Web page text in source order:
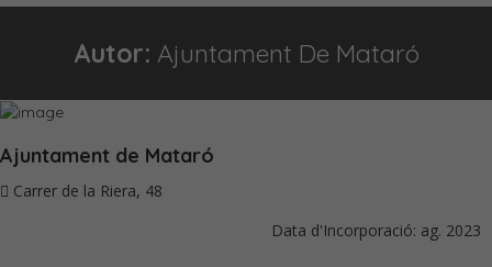
Autor: Ajuntament De Mataró
Ajuntament de Mataró
Carrer de la Riera, 48
Data d'Incorporació: ag. 2023